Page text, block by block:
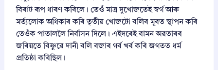
বিৰাট ৰূপ ধাৰণ কৰিলে। তেওঁ মাত্ৰ দুখোজতেই স্বৰ্গ আৰু
মৰ্ত্যলোক অধিকাৰ কৰি তৃতীয় খোজটো বলিৰ মূৰত স্থাপন কৰি
তেওঁক পাতাললৈ নিৰ্বাসন দিলে। এইদৰেই বামন অৱতাৰৰ
জৰিয়তে বিষ্ণুৱে দানী বলি ৰজাৰ গৰ্ব খৰ্ব কৰি জগতত ধৰ্ম
প্ৰতিষ্ঠা কৰিছিল।